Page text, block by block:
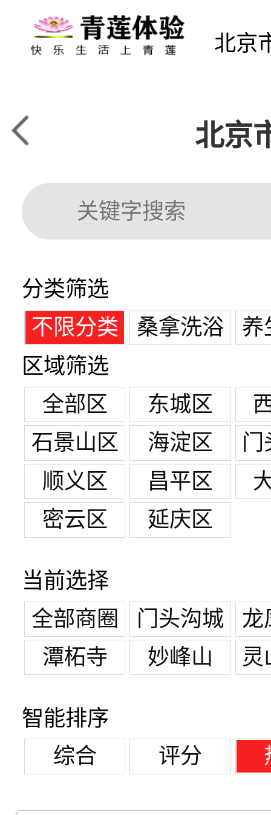
北京
北京
分类筛选
不限分类
桑拿洗浴
养
区域筛选
全部区
东城区
石景山区
海淀区
门
顺义区
昌平区
密云区
延庆区
当前选择
全部商圈
门头沟城
区
龙
潭柘寺 妙峰山 灵
智能排序
综合
评分